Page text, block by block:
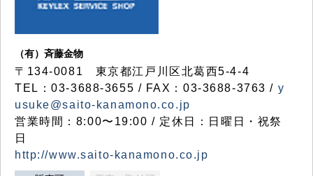
（有）斉藤金物
〒134-0081 東京都江戸川区北葛西5-4-4
TEL：03-3688-3655 / FAX：03-3688-3763 / y
usuke@saito-kanamono.co.jp
営業時間：8:00〜19:00 / 定休日：日曜日・祝祭
日
http://www.saito-kanamono.co.jp